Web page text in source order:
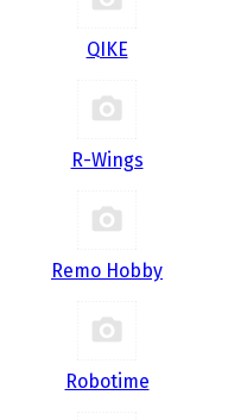
QIKE
R-Wings
Remo Hobby
Robotime